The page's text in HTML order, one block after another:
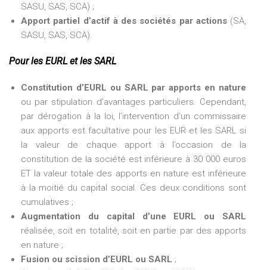
SASU, SAS, SCA) ;
Apport partiel d’actif à des sociétés par actions(SA,
SASU, SAS, SCA).
Pour les EURL et les SARL
Constitution d’EURL ou SARL par apports en nature
ou par stipulation d’avantages particuliers. Cependant,
par dérogation à la loi, l’intervention d’un commissaire
aux apports est facultative pour les EUR et les SARL si
la valeur de chaque apport à l’occasion de la
constitution de la société est inférieure à 30 000 euros
ET la valeur totale des apports en nature est inférieure
à la moitié du capital social. Ces deux conditions sont
cumulatives ;
Augmentation du capital d’une EURL ou SARL
réalisée, soit en totalité, soit en partie par des apports
en nature ;
Fusion ou scission d’EURL ou SARL ;